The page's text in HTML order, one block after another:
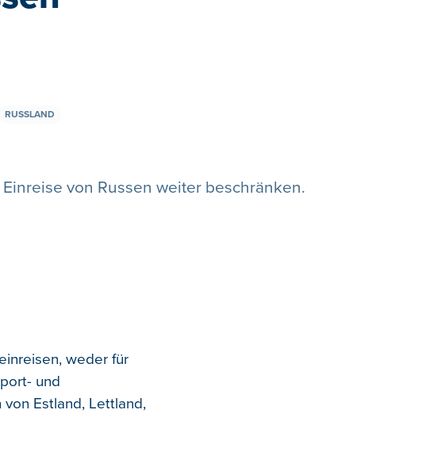
RUSSLAND
von Russen weiter beschränken.
weder für
und
Estland, Lettland,